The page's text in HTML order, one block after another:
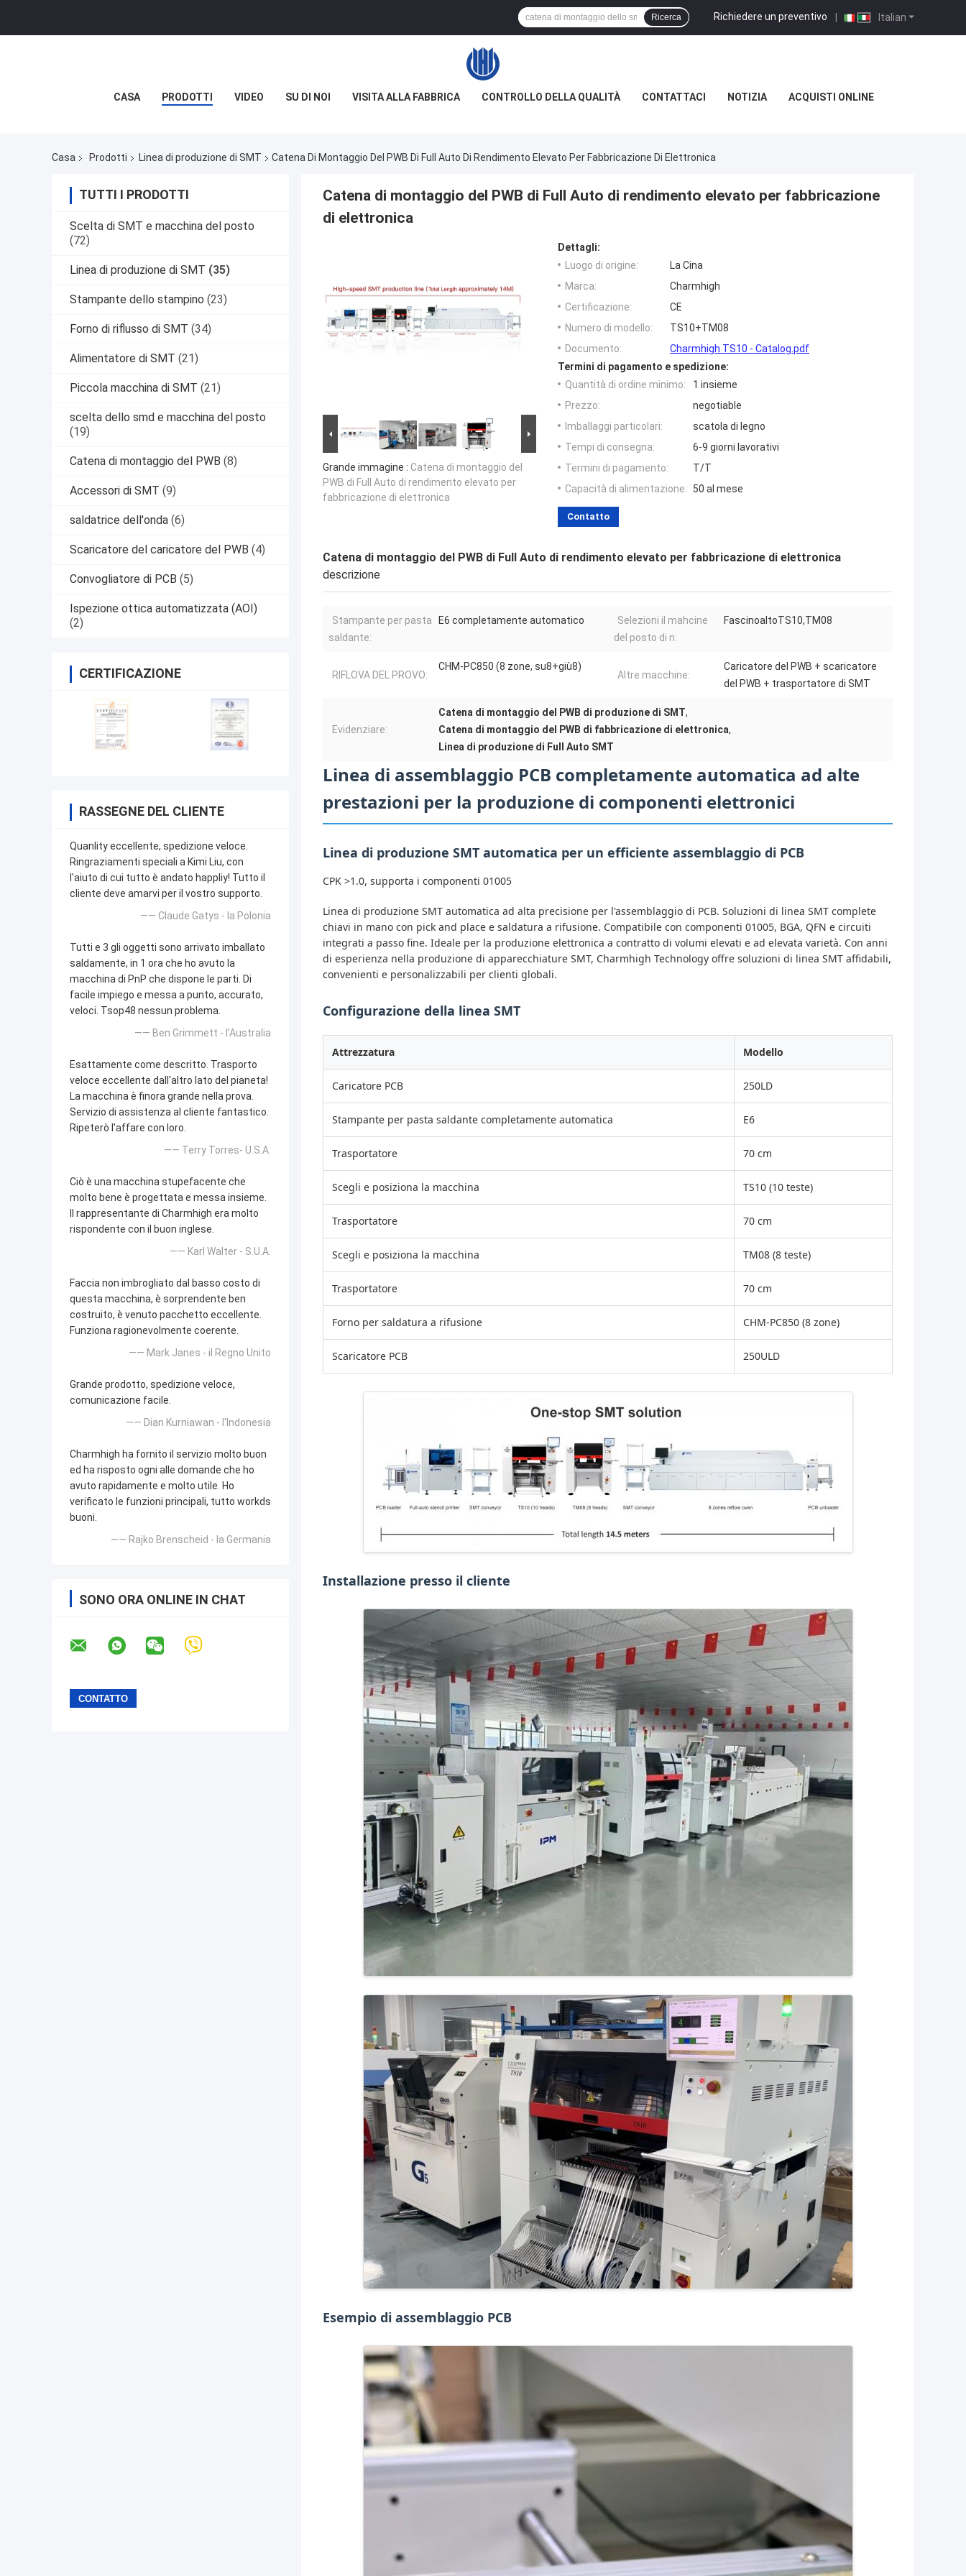
Italian
Richiedere un preventivo |
Ricerca
CASA PRODOTTI VIDEO SU DI NOI VISITA ALLA FABBRICA CONTROLLO DELLA QUALITÀ CONTATTACI NOTIZIA ACQUISTI ONLINE
Casa Prodotti Linea di produzione di SMT Catena Di Montaggio Del PWB Di Full Auto Di Rendimento Elevato Per Fabbricazione Di Elettronica
TUTTI I PRODOTTI
Scelta di SMT e macchina del posto
(72)
Linea di produzione di SMT (35)
Stampante dello stampino (23)
Forno di riflusso di SMT (34)
Alimentatore di SMT (21)
Piccola macchina di SMT (21)
scelta dello smd e macchina del posto
(19)
Catena di montaggio del PWB (8)
Accessori di SMT (9)
saldatrice dell'onda (6)
Scaricatore del caricatore del PWB (4)
Convogliatore di PCB (5)
Ispezione ottica automatizzata (AOI)
(2)
CERTIFICAZIONE
RASSEGNE DEL CLIENTE
Quanlity eccellente, spedizione veloce.
Ringraziamenti speciali a Kimi Liu, con
l'aiuto di cui tutto è andato happliy! Tutto il
cliente deve amarvi per il vostro supporto.
—— Claude Gatys - la Polonia
Tutti e 3 gli oggetti sono arrivato imballato
saldamente, in 1 ora che ho avuto la
macchina di PnP che dispone le parti. Di
facile impiego e messa a punto, accurato,
veloci. Tsop48 nessun problema.
—— Ben Grimmett - l'Australia
Esattamente come descritto. Trasporto
veloce eccellente dall'altro lato del pianeta!
La macchina è finora grande nella prova.
Servizio di assistenza al cliente fantastico.
Ripeterò l'affare con loro.
—— Terry Torres- U.S.A.
Ciò è una macchina stupefacente che
molto bene è progettata e messa insieme.
Il rappresentante di Charmhigh era molto
rispondente con il buon inglese.
—— Karl Walter - S.U.A.
Faccia non imbrogliato dal basso costo di
questa macchina, è sorprendente ben
costruito, è venuto pacchetto eccellente.
Funziona ragionevolmente coerente.
—— Mark Janes - il Regno Unito
Grande prodotto, spedizione veloce,
comunicazione facile.
—— Dian Kurniawan - l'Indonesia
Charmhigh ha fornito il servizio molto buon
ed ha risposto ogni alle domande che ho
avuto rapidamente e molto utile. Ho
verificato le funzioni principali, tutto workds
buoni.
—— Rajko Brenscheid - la Germania
SONO ORA ONLINE IN CHAT
Catena di montaggio del PWB di Full Auto di rendimento elevato per fabbricazione
di elettronica
Grande immagine : Catena di montaggio del
PWB di Full Auto di rendimento elevato per
fabbricazione di elettronica
Dettagli:
Luogo di origine:
La Cina
Marca:
Charmhigh
Certificazione:
CE
Numero di modello:
TS10+TM08
Documento:
Charmhigh TS10 - Catalog.pdf
Termini di pagamento e spedizione:
Quantità di ordine minimo:
1 insieme
Prezzo:
negotiable
Imballaggi particolari:
scatola di legno
Tempi di consegna:
6-9 giorni lavorativi
Termini di pagamento:
T/T
Capacità di alimentazione:
50 al mese
Contatto
Catena di montaggio del PWB di Full Auto di rendimento elevato per fabbricazione di elettronica
descrizione
Stampante per pasta
saldante:
E6 completamente automatico
Selezioni il mahcine
del posto di n:
FascinoaltoTS10,TM08
RIFLOVA DEL PROVO:
CHM-PC850 (8 zone, su8+giù8)
Altre macchine:
Caricatore del PWB + scaricatore
del PWB + trasportatore di SMT
Evidenziare:
Catena di montaggio del PWB di produzione di SMT,
Catena di montaggio del PWB di fabbricazione di elettronica,
Linea di produzione di Full Auto SMT
Linea di assemblaggio PCB completamente automatica ad alte
prestazioni per la produzione di componenti elettronici
Linea di produzione SMT automatica per un efficiente assemblaggio di PCB
CPK >1.0, supporta i componenti 01005
Linea di produzione SMT automatica ad alta precisione per l'assemblaggio di PCB. Soluzioni di linea SMT complete
chiavi in ​​mano con pick and place e saldatura a rifusione. Compatibile con componenti 01005, BGA, QFN e circuiti
integrati a passo fine. Ideale per la produzione elettronica a contratto di volumi elevati e ad elevata varietà. Con anni
di esperienza nella produzione di apparecchiature SMT, Charmhigh Technology offre soluzioni di linea SMT affidabili,
convenienti e personalizzabili per clienti globali.
Configurazione della linea SMT
Attrezzatura Modello
Caricatore PCB 250LD
Stampante per pasta saldante completamente automatica E6
Trasportatore 70 cm
Scegli e posiziona la macchina TS10 (10 teste)
Trasportatore 70 cm
Scegli e posiziona la macchina TM08 (8 teste)
Trasportatore 70 cm
Forno per saldatura a rifusione CHM-PC850 (8 zone)
Scaricatore PCB 250ULD
Installazione presso il cliente
Esempio di assemblaggio PCB